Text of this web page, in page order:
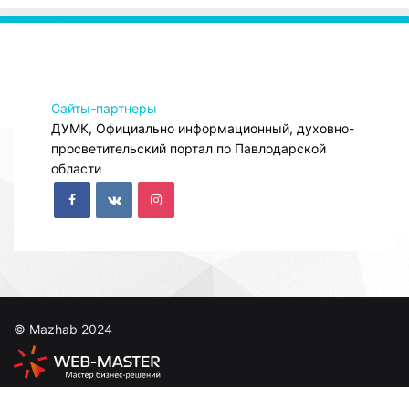
Сайты-партнеры
ДУМК, Официально информационный, духовно-
просветительский портал по Павлодарской
области
© Mazhab 2024